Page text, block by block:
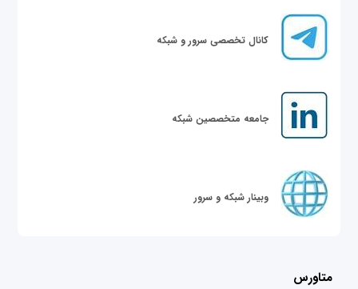
کانال تخصصی سرور و شبکه
جامعه متخصصین شبکه
وبینار شبکه و سرور
متاورس